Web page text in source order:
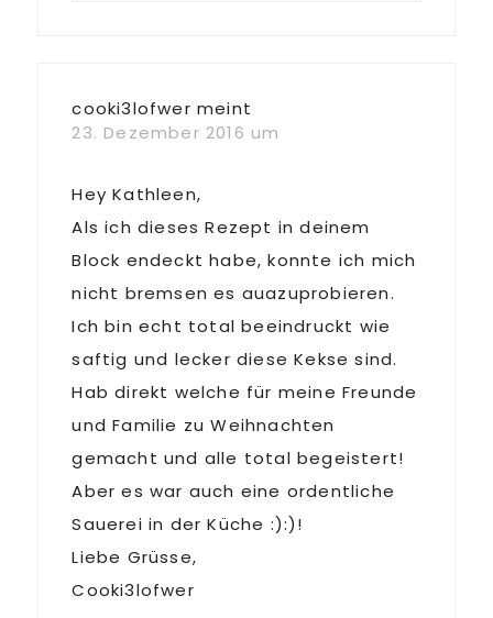
cooki3lofwer meint
23. Dezember 2016 um
Hey Kathleen,
Als ich dieses Rezept in deinem
Block endeckt habe, konnte ich mich
nicht bremsen es auazuprobieren.
Ich bin echt total beeindruckt wie
saftig und lecker diese Kekse sind.
Hab direkt welche für meine Freunde
und Familie zu Weihnachten
gemacht und alle total begeistert!
Aber es war auch eine ordentliche
Sauerei in der Küche :):)!
Liebe Grüsse,
Cooki3lofwer